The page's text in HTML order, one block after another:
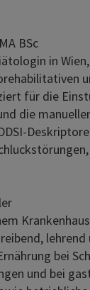
BSc
in
für die
die
bei
und bei